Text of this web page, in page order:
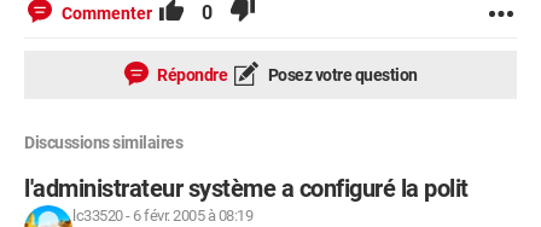
Commenter 0
Répondre Posez votre question
Discussions similaires
l'administrateur système a configuré la polit
lc33520- 6 févr. 2005 à 08:19